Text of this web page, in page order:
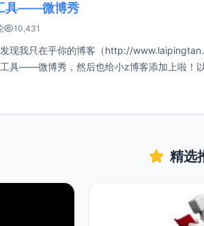
具——微博秀
10,431
现我只在乎你的博客（http://
具——微博秀，然后也给小z博客添加上啦！
精选